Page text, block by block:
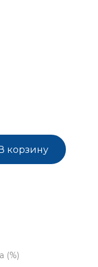
В корзину
(%)